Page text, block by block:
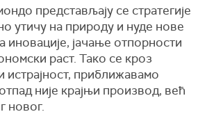
представљају се стратегије
утичу на природу и нуде нове
иновације, јачање отпорности
раст. Тако се кроз
истрајност, приближавамо
није крајњи производ, већ
новог.